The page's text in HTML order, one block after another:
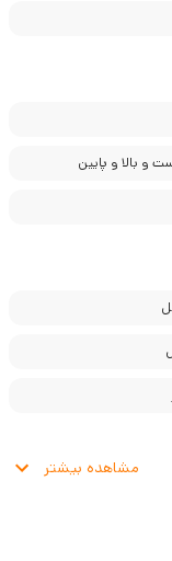
و بالا و پایین
مشاهده بیشتر